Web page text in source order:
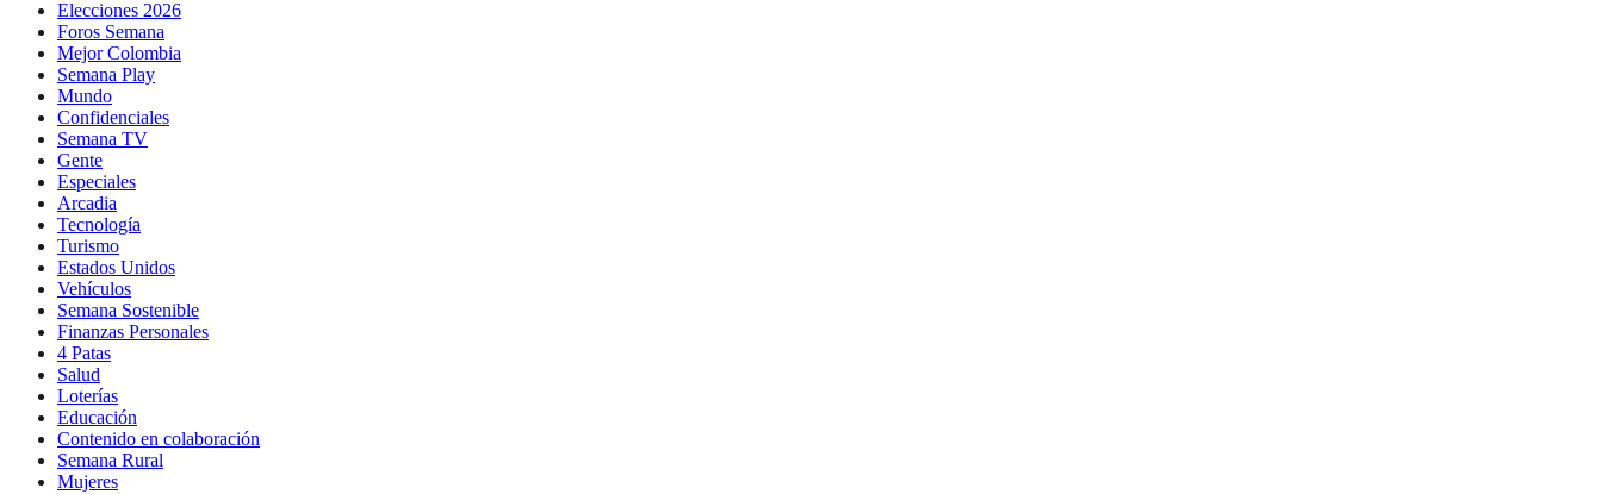
Elecciones 2026
Foros Semana
Mejor Colombia
Semana Play
Mundo
Confidenciales
Semana TV
Gente
Especiales
Arcadia
Tecnología
Turismo
Estados Unidos
Vehículos
Semana Sostenible
Finanzas Personales
4 Patas
Salud
Loterías
Educación
Contenido en colaboración
Semana Rural
Mujeres